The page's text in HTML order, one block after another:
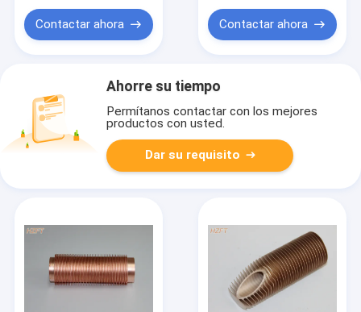
aleta 34.5m m
Contactar ahora Contactar ahora
Ahorre su tiempo
Permítanos contactar con los mejores
productos con usted.
Dar su requisito